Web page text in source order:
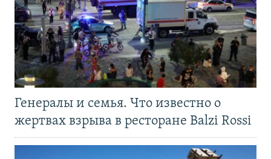
Генералы и семья. Что известно о
жертвах взрыва в ресторане Balzi Rossi